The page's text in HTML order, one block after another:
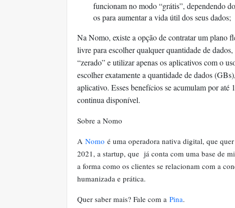
funcionam no modo “grátis”, dependendo
os para aumentar a vida útil dos seus dados;
Na Nomo, existe a opção de contratar um plano
livre para escolher qualquer quantidade de
“zerado” e utilizar apenas os aplicativos com o
escolher exatamente a quantidade de dados
aplicativo. Esses benefícios se acumulam por
continua disponível.
Sobre a Nomo
A Nomo é uma operadora nativa digital, que quer
2021, a startup, que já conta com uma base de
a forma como os clientes se relacionam com a
humanizada e prática.
Quer saber mais? Fale com a Pina.